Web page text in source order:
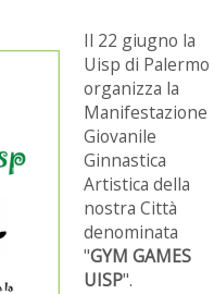
Il 22 giugno la
Uisp di Palermo
organizza la
Manifestazione
Giovanile
Ginnastica
Artistica della
nostra Città
denominata
"GYM GAMES
UISP".